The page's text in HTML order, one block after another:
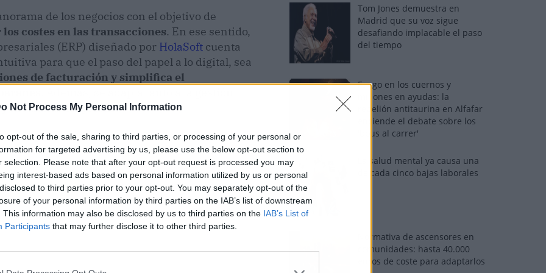
Not Process My Personal Information
opt-out of the sale, sharing to third parties, or processing of your personal or
for targeted advertising by us, please use the below opt-out section to
selection. Please note that after your opt-out request is processed you may
interest-based ads based on personal information utilized by us or personal
to third parties prior to your opt-out. You may separately opt-out of the
of your personal information by third parties on the IAB’s list of downstream
This information may also be disclosed by us to third parties on the IAB’s List of
Participants that may further disclose it to other third parties.
de los negocios con el objetivo de
costes en las transacciones. En ese sentido,
(ERP) diseñado por HolaSoft cuenta
para que el paso del papel a lo digital, sea
de facturación y simplifica el
medianas empresas.
Tom Jones demuestra en
Madrid que su voz sigue
desafiando implacable el paso
del tiempo
Fuego en los cuernos y
millones en ayudas: la
rebelión antitaurina en Alfafar
enciende el debate sobre los
'bous al carrer'
La salud mental ya causa una
de cada cinco bajas laborales
Normativa de ascensores en
comunidades: hasta 40.000
euros de coste para adaptarlos